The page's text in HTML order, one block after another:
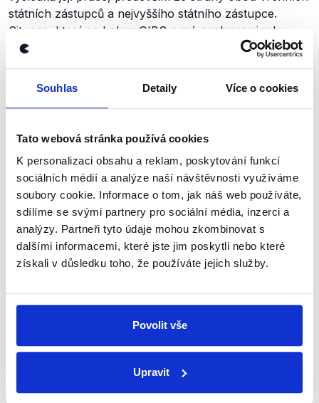
Souhlas Detaily Více o cookies
Tato webová stránka používá cookies
K personalizaci obsahu a reklam, poskytování funkcí
sociálních médií a analýze naší návštěvnosti využíváme
soubory cookie. Informace o tom, jak náš web používáte,
sdílíme se svými partnery pro sociální média, inzerci a
analýzy. Partneři tyto údaje mohou zkombinovat s
dalšími informacemi, které jste jim poskytli nebo které
získali v důsledku toho, že používáte jejich služby.
Povolit vše
Upravit
státních zástupců a nejvyššího státního zástupce.
Situace, která se kolem GIBS a mé osoby vyvinula v
posledních měsících, mi proto nedovoluje pokračovat v
řízení tohoto útvaru a nechci zavdávat příčinu k
jakýmkoliv útokům na GIBS. S ohledem na tyto
bezpečnostních sborů a současně tak ukončit služební
Doplňme, že své pochybnosti nad Murínem vyslovili i
státní zástupci, jak jsme již dříve ověřovali.
Výrok jsme zmínili